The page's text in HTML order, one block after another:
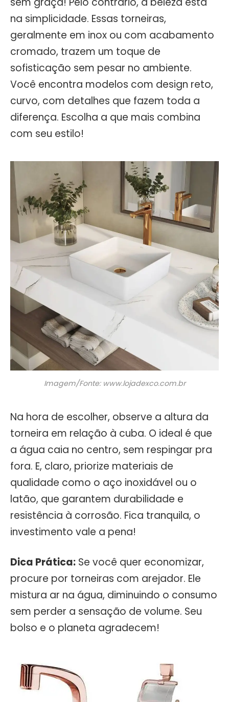
na simplicidade. Essas torneiras,
geralmente em inox ou com acabamento
cromado, trazem um toque de
sofisticação sem pesar no ambiente.
Você encontra modelos com design reto,
curvo, com detalhes que fazem toda a
diferença. Escolha a que mais combina
com seu estilo!
Imagem/Fonte: www.lojadexco.com.br
Na hora de escolher, observe a altura da
torneira em relação à cuba. O ideal é que
a água caia no centro, sem respingar pra
fora. E, claro, priorize materiais de
qualidade como o aço inoxidável ou o
latão, que garantem durabilidade e
resistência à corrosão. Fica tranquila, o
investimento vale a pena!
Dica Prática: Se você quer economizar,
procure por torneiras com arejador. Ele
mistura ar na água, diminuindo o consumo
sem perder a sensação de volume. Seu
bolso e o planeta agradecem!